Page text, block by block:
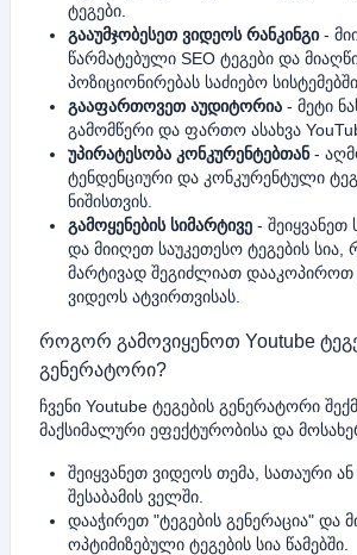
ტეგები.
გააუმჯობესეთ ვიდეოს რანკინგი -
წარმატებული SEO ტეგები და
პოზიციონირებას საძიებო სისტემებში.
გააფართოვეთ აუდიტორია - მეტი
გამომწერი და ფართო ასახვა
უპირატესობა კონკურენტებთან-
ტენდენციური და კონკურენტული
ნიშისთვის.
გამოყენების სიმარტივე - შეიყვანეთ
და მიიღეთ საუკეთესო ტეგების
მარტივად შეგიძლიათ
ვიდეოს ატვირთვისას.
როგორ გამოვიყენოთ Youtube
გენერატორი?
ჩვენი Youtube ტეგების გენერატორი
მაქსიმალური ეფექტურობისა და
შეიყვანეთ ვიდეოს თემა, სათაური ან
შესაბამის ველში.
დააჭირეთ "ტეგების გენერაცია" და
ოპტიმიზებული ტეგების სია წამებში.